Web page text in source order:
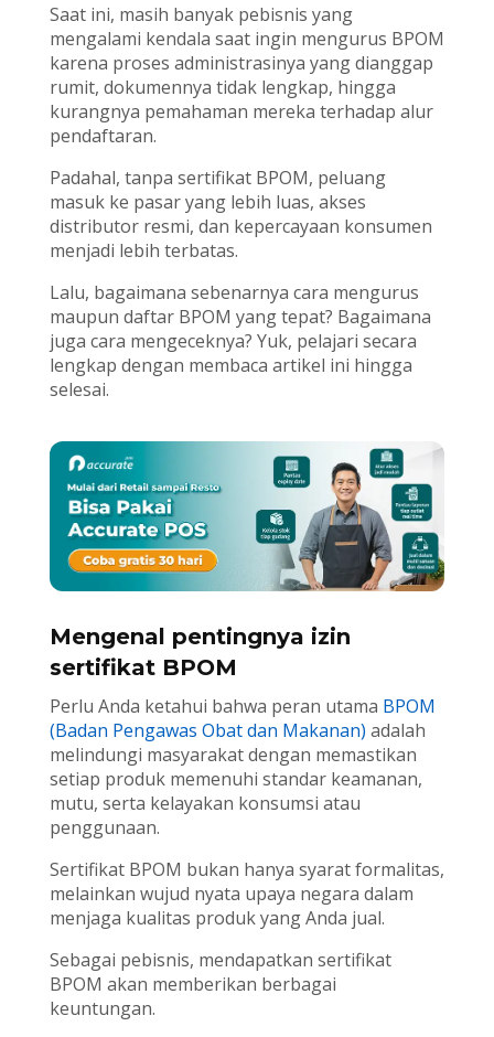
Saat ini, masih banyak pebisnis yang
mengalami kendala saat ingin mengurus BPOM
karena proses administrasinya yang dianggap
rumit, dokumennya tidak lengkap, hingga
kurangnya pemahaman mereka terhadap alur
pendaftaran.
Padahal, tanpa sertifikat BPOM, peluang
masuk ke pasar yang lebih luas, akses
distributor resmi, dan kepercayaan konsumen
menjadi lebih terbatas.
Lalu, bagaimana sebenarnya cara mengurus
maupun daftar BPOM yang tepat? Bagaimana
juga cara mengeceknya? Yuk, pelajari secara
lengkap dengan membaca artikel ini hingga
selesai.
Mengenal pentingnya izin
sertifikat BPOM
Perlu Anda ketahui bahwa peran utama BPOM
(Badan Pengawas Obat dan Makanan) adalah
melindungi masyarakat dengan memastikan
setiap produk memenuhi standar keamanan,
mutu, serta kelayakan konsumsi atau
penggunaan.
Sertifikat BPOM bukan hanya syarat formalitas,
melainkan wujud nyata upaya negara dalam
menjaga kualitas produk yang Anda jual.
Sebagai pebisnis, mendapatkan sertifikat
BPOM akan memberikan berbagai
keuntungan.